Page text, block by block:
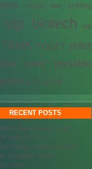
sewage plant spiteng
stp biotech stp
TANK TOILET
toilet
toilet portable
wc wc proyek
RECENT POSTS
( Makan Bergizi Gratis )
TANK BIOTECH
SPIRAL STAINLESS STEEL
STORAGE TANKS